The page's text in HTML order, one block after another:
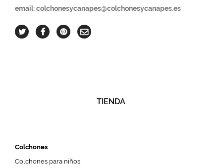
email: colchonesycanapes@colchonesycanapes.es
TIENDA
Colchones
Colchones para niños